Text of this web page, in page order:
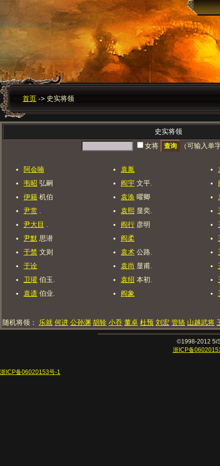
首页 -> 史实将领
史实将领
女将
（可输入单
阿会喃
韦昭 弘嗣
伊籍 机伯
尹赏
尹大目
尹默 思潜
于禁 文则
于诠
卫瓘 伯玉.
袁遗 伯业.
袁胤
阎宇 文平.
袁涣 曜卿
袁熙 显奕.
阎行 彦明
阎柔
袁术 公路.
袁尚 显甫.
袁绍 本初.
阎象
随机将领： 乐就 何进 公孙渊 胡轸 小乔 董卓 杜预 刘宏 管辂 山越武将
©1998-2012
浙ICP备
浙ICP备06020153号-1